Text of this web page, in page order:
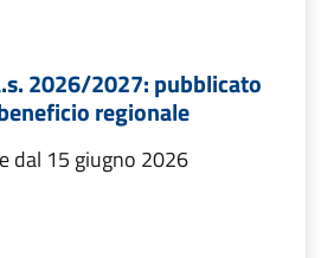
2026/2027: pubblicato
regionale
dal 15 giugno 2026